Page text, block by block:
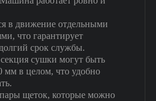
в движение отдельными
что гарантирует
срок службы.
сушки могут быть
мм в целом, что удобно
щеток, которые можно